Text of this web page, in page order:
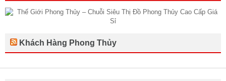
Khách Hàng Phong Thủy